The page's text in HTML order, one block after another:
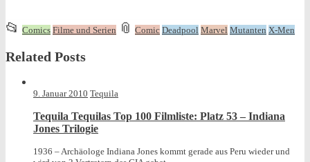
📂 This
was
posted
Comics Filme und Serien 📎 and
Comic Deadpool Marvel Mutanten X-Men
Related Posts
9. Januar 2010 Tequila
Tequila Tequilas Top 100 Filmliste: Platz 53 – Indiana
Jones Trilogie
1936 – Archäologe Indiana Jones kommt gerade aus Peru wieder und